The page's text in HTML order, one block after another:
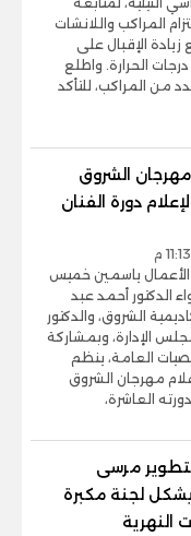
المراكب واللانشات
زيادة الإقبال على
درجات الحرارة. واطلع
من المراكب، للتأكد
مهرجان الشروق
دورة الفنان
ياسمين خميس
الدكتور أحمد عبد
الشروق، والدكتور
الإدارة، وبمشاركة
العامة، ينظم
مهرجان الشروق
العاشرة،
مرسى
لجنة مكبرة
النهرية